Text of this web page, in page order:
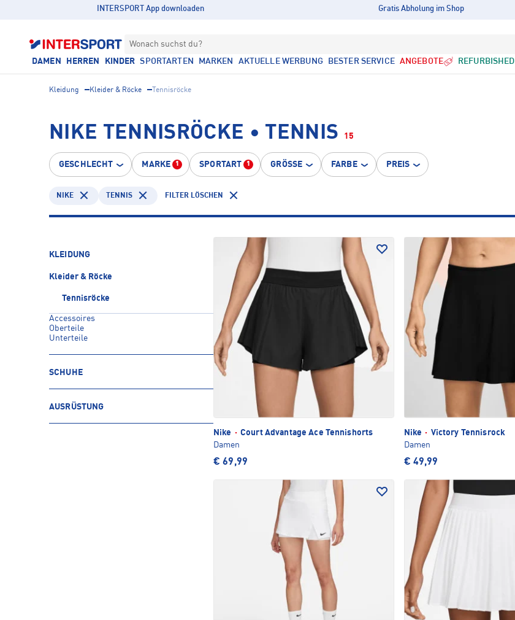
INTERSPORT App downloaden Gratis Abholung im Shop
Wonach suchst du?
DAMEN HERREN KINDER SPORTARTEN MARKEN AKTUELLE WERBUNG BESTER SERVICE ANGEBOTE REFURBISHED
Kleidung Kleider & Röcke Tennisröcke
NIKE TENNISRÖCKE • TENNIS 15
GESCHLECHT MARKE 1 SPORTART 1 GRÖSSE FARBE PREIS
NIKE TENNIS FILTER LÖSCHEN
KLEIDUNG
Kleider & Röcke
Tennisröcke
Accessoires
Oberteile
Unterteile
SCHUHE
AUSRÜSTUNG
Nike · Court Advantage Ace Tennishorts
Damen
€ 69,99
Nike · Victory Tennisrock
Damen
€ 49,99